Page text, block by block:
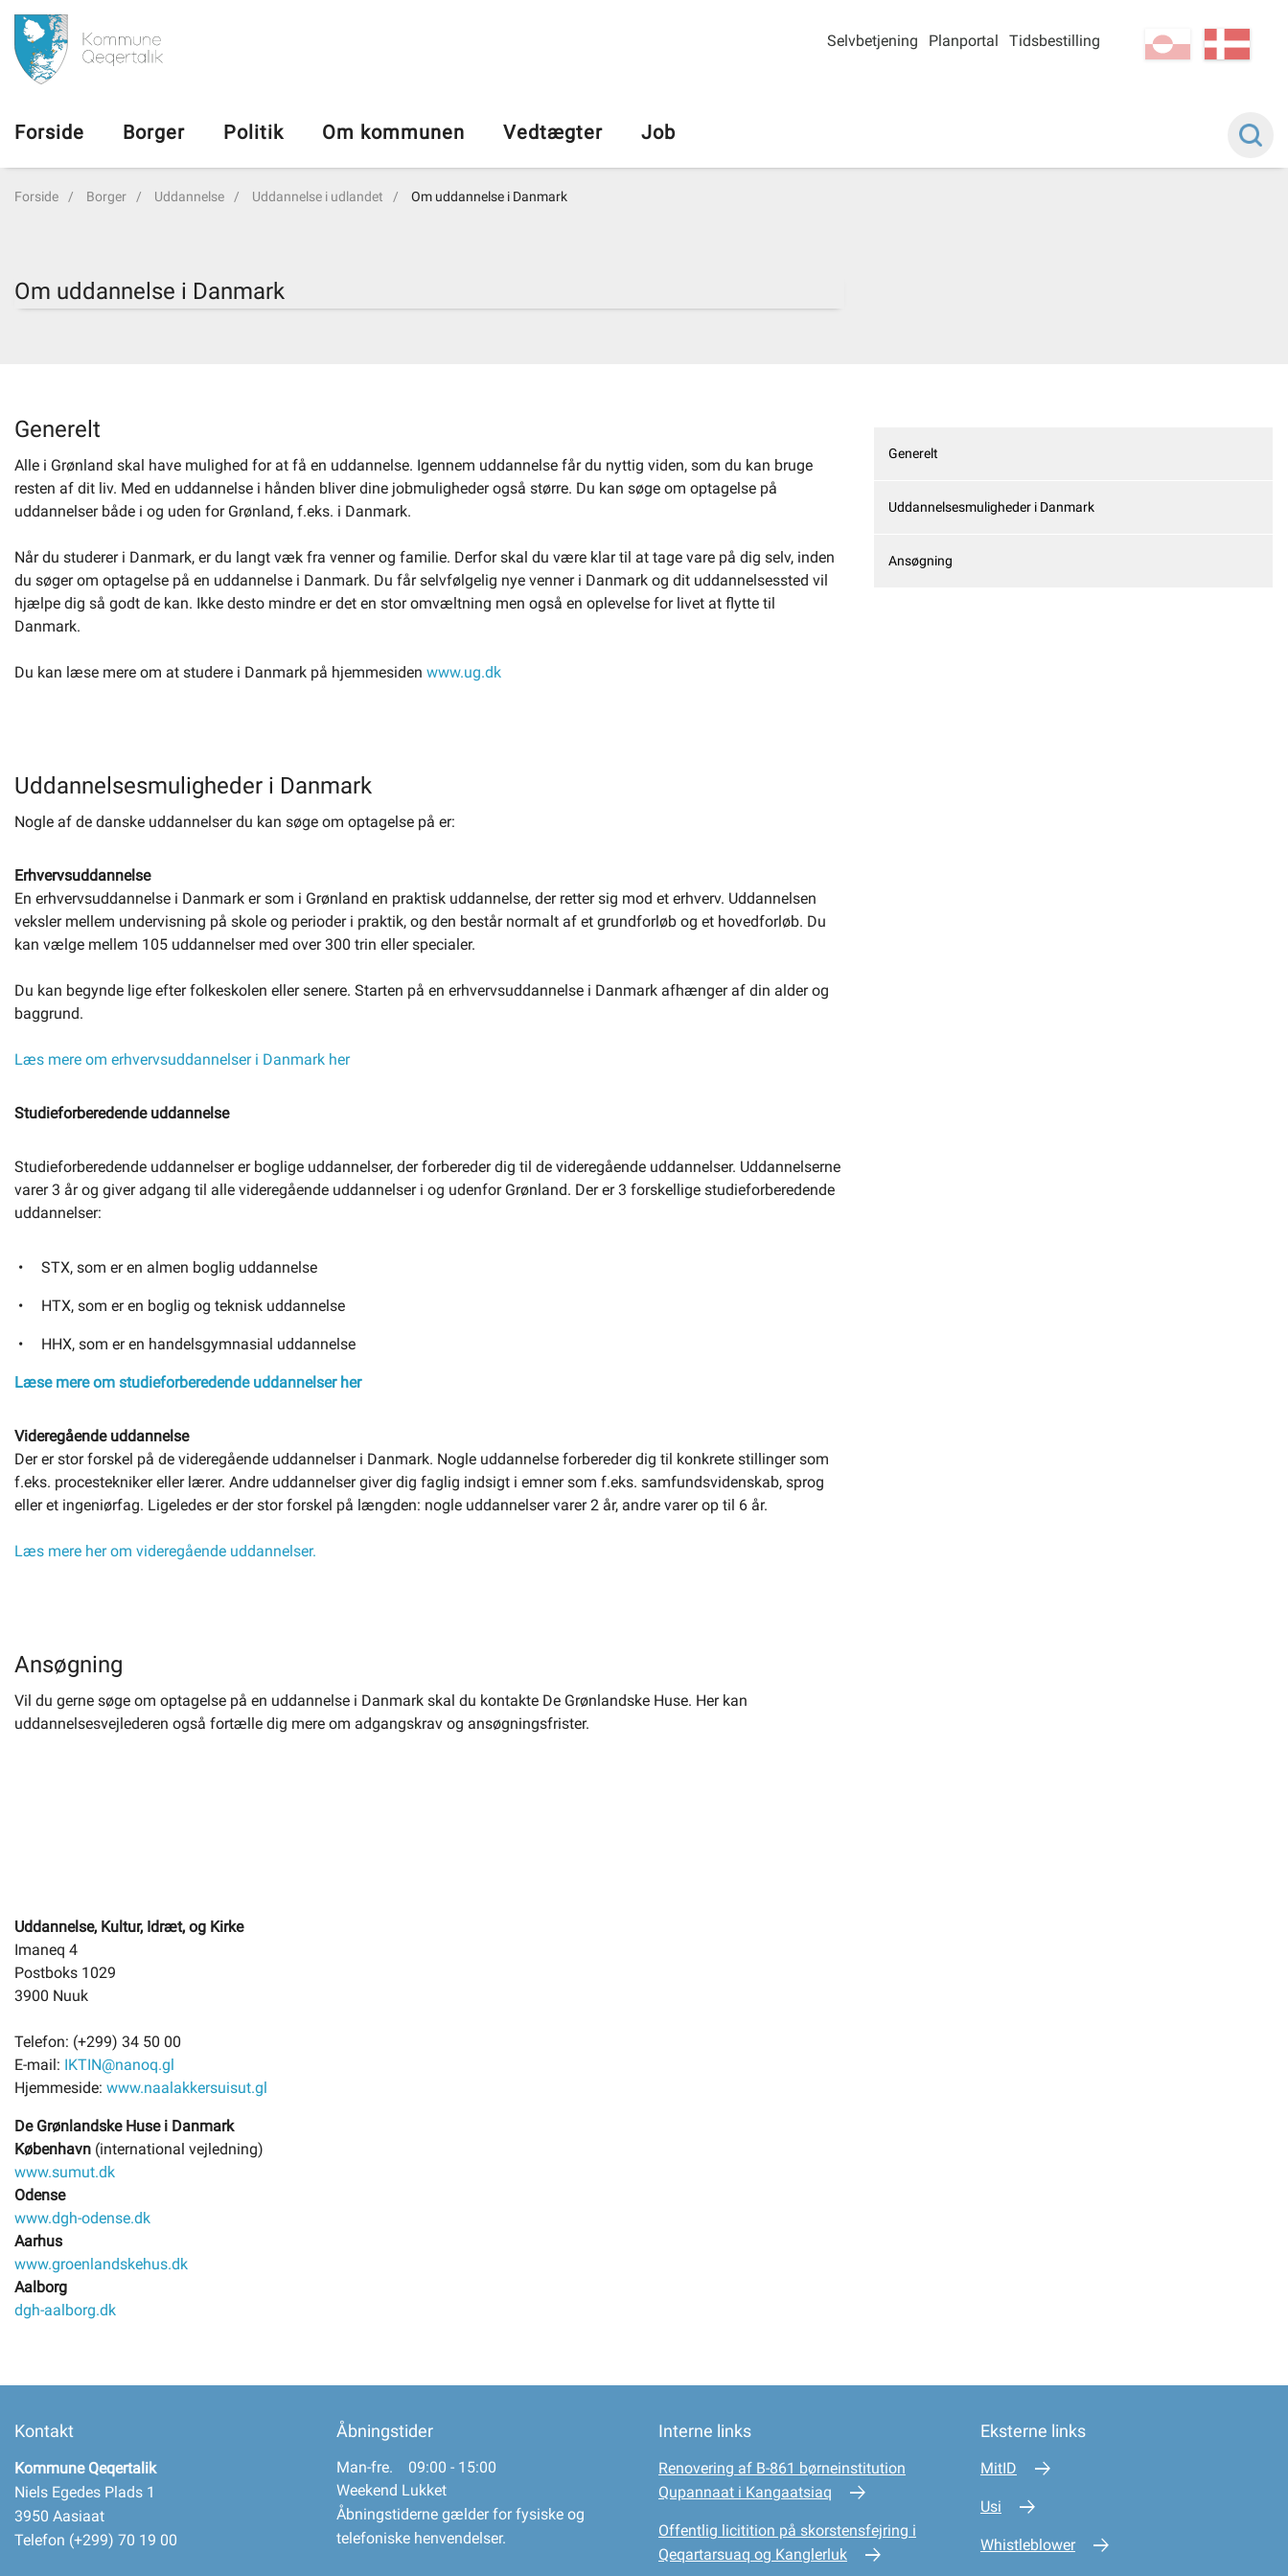
Om kommunen
Selvbetjening
Tidsbestilling
kl-GL
Selvbetjening Planportal Tidsbestilling
Forside Borger Politik Om kommunen Vedtægter Job
Forside Borger Uddannelse Uddannelse i udlandet Om uddannelse i Danmark
Om uddannelse i Danmark
Generelt
Alle i Grønland skal have mulighed for at få en uddannelse. Igennem uddannelse får du nyttig viden, som du kan bruge
resten af dit liv. Med en uddannelse i hånden bliver dine jobmuligheder også større. Du kan søge om optagelse på
uddannelser både i og uden for Grønland, f.eks. i Danmark.
Når du studerer i Danmark, er du langt væk fra venner og familie. Derfor skal du være klar til at tage vare på dig selv, inden
du søger om optagelse på en uddannelse i Danmark. Du får selvfølgelig nye venner i Danmark og dit uddannelsessted vil
hjælpe dig så godt de kan. Ikke desto mindre er det en stor omvæltning men også en oplevelse for livet at flytte til
Danmark.
Du kan læse mere om at studere i Danmark på hjemmesiden www.ug.dk
Uddannelsesmuligheder i Danmark
Nogle af de danske uddannelser du kan søge om optagelse på er:
Erhvervsuddannelse
En erhvervsuddannelse i Danmark er som i Grønland en praktisk uddannelse, der retter sig mod et erhverv. Uddannelsen
veksler mellem undervisning på skole og perioder i praktik, og den består normalt af et grundforløb og et hovedforløb. Du
kan vælge mellem 105 uddannelser med over 300 trin eller specialer.
Du kan begynde lige efter folkeskolen eller senere. Starten på en erhvervsuddannelse i Danmark afhænger af din alder og
baggrund.
Læs mere om erhvervsuddannelser i Danmark her
Studieforberedende uddannelse
Studieforberedende uddannelser er boglige uddannelser, der forbereder dig til de videregående uddannelser. Uddannelserne
varer 3 år og giver adgang til alle videregående uddannelser i og udenfor Grønland. Der er 3 forskellige studieforberedende
uddannelser:
STX, som er en almen boglig uddannelse
HTX, som er en boglig og teknisk uddannelse
HHX, som er en handelsgymnasial uddannelse
Læse mere om studieforberedende uddannelser her
Videregående uddannelse
Der er stor forskel på de videregående uddannelser i Danmark. Nogle uddannelse forbereder dig til konkrete stillinger som
f.eks. procestekniker eller lærer. Andre uddannelser giver dig faglig indsigt i emner som f.eks. samfundsvidenskab, sprog
eller et ingeniørfag. Ligeledes er der stor forskel på længden: nogle uddannelser varer 2 år, andre varer op til 6 år.
Læs mere her om videregående uddannelser.
Ansøgning
Vil du gerne søge om optagelse på en uddannelse i Danmark skal du kontakte De Grønlandske Huse. Her kan
uddannelsesvejlederen også fortælle dig mere om adgangskrav og ansøgningsfrister.
Generelt
Uddannelsesmuligheder i Danmark
Ansøgning
Uddannelse, Kultur, Idræt, og Kirke
Imaneq 4
Postboks 1029
3900 Nuuk
Telefon: (+299) 34 50 00
E-mail: IKTIN@nanoq.gl
Hjemmeside: www.naalakkersuisut.gl
De Grønlandske Huse i Danmark
København (international vejledning)
www.sumut.dk
Odense
www.dgh-odense.dk
Aarhus
www.groenlandskehus.dk
Aalborg
dgh-aalborg.dk
Kontakt
Kommune Qeqertalik
Niels Egedes Plads 1
3950 Aasiaat
Telefon (+299) 70 19 00
Åbningstider
Man-fre. 09:00 - 15:00
Weekend Lukket
Åbningstiderne gælder for fysiske og
telefoniske henvendelser.
Interne links
Renovering af B-861 børneinstitution
Qupannaat i Kangaatsiaq
Offentlig licitition på skorstensfejring i
Qeqartarsuaq og Kanglerluk
Eksterne links
MitID
Usi
Whistleblower